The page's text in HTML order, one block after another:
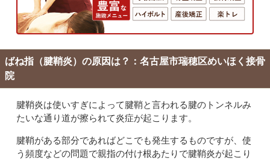
ばね指（腱鞘炎）の原因は？：名古屋市瑞穂区めいほく接骨
院
腱鞘炎は使いすぎによって腱鞘と言われる腱のトンネルみ
たいな通り道が擦られて炎症が起こります。
腱鞘がある部分であればどこでも発生するものですが、使
う頻度などの問題で親指の付け根あたりで腱鞘炎が起こり